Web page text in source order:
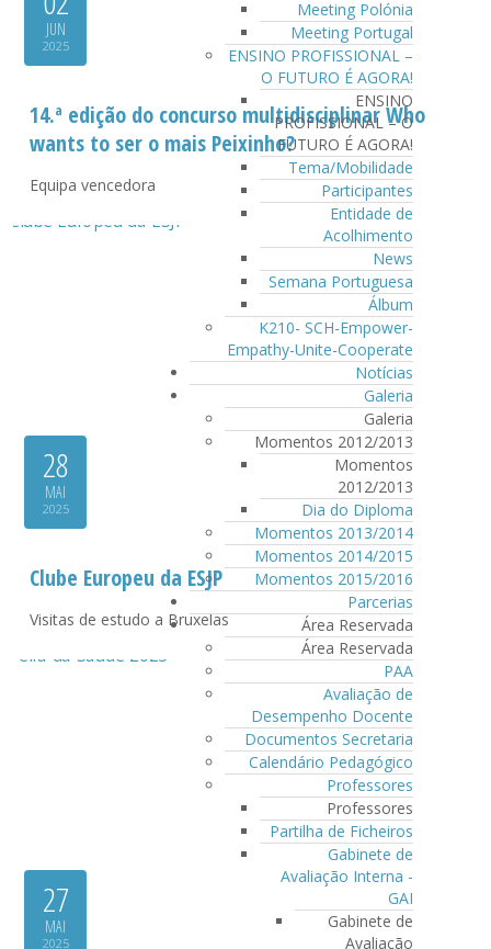
Meeting Polónia
Meeting Portugal
ENSINO PROFISSIONAL –
O FUTURO É AGORA!
ENSINO
PROFISSIONAL – O
FUTURO É AGORA!
Tema/Mobilidade
Participantes
Entidade de
Acolhimento
News
Semana Portuguesa
Álbum
K210- SCH-Empower-
Empathy-Unite-Cooperate
Notícias
Galeria
Galeria
Momentos 2012/2013
Momentos
2012/2013
Dia do Diploma
Momentos 2013/2014
Momentos 2014/2015
Momentos 2015/2016
Parcerias
Área Reservada
Área Reservada
PAA
Avaliação de
Desempenho Docente
Documentos Secretaria
Calendário Pedagógico
Professores
Professores
Partilha de Ficheiros
Gabinete de
Avaliação Interna -
GAI
Gabinete de
Avaliação
JUN
2025
14.ª edição do concurso multidisciplinar Who
wants to ser o mais Peixinho?
Equipa vencedora
28
MAI
2025
Clube Europeu da ESJP
Visitas de estudo a Bruxelas
27
MAI
2025